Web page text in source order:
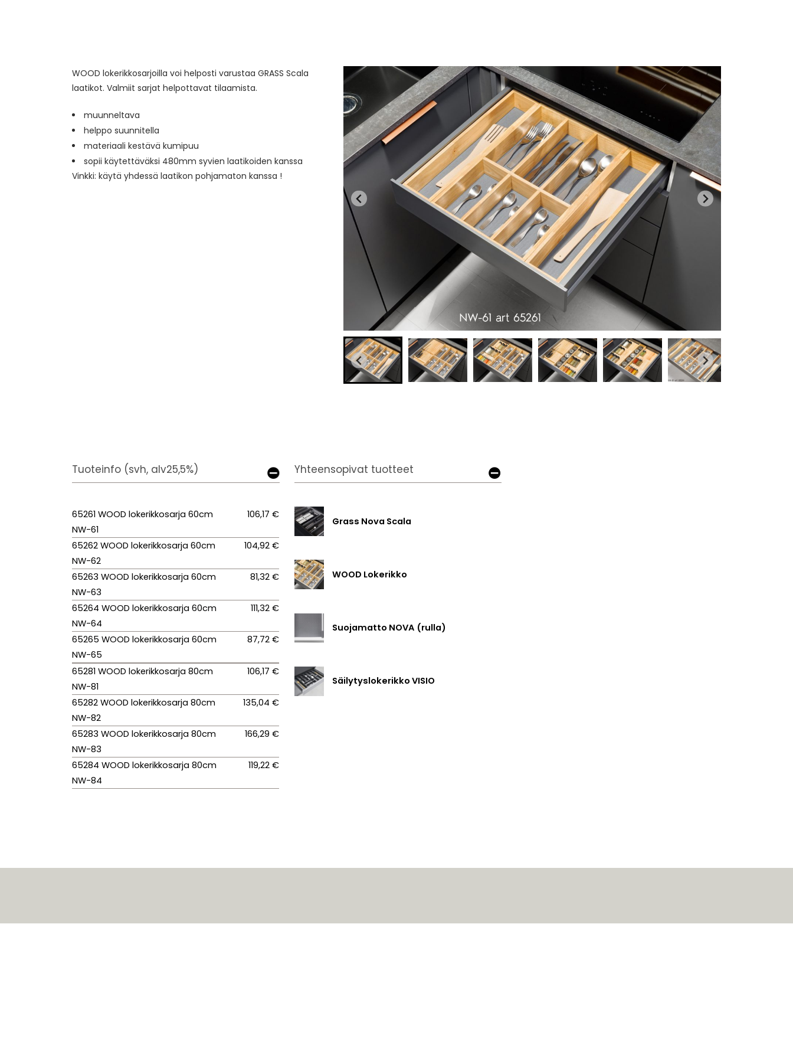
WOOD lokerikkosarjoilla voi helposti varustaa GRASS Scala
laatikot. Valmiit sarjat helpottavat tilaamista.
muunneltava
helppo suunnitella
materiaali kestävä kumipuu
sopii käytettäväksi 480mm syvien laatikoiden kanssa
Vinkki: käytä yhdessä laatikon pohjamaton kanssa !
Tuoteinfo (svh, alv25,5%)
65261 WOOD lokerikkosarja 60cm
NW-61
106,17 €
65262 WOOD lokerikkosarja 60cm
NW-62
104,92 €
65263 WOOD lokerikkosarja 60cm
NW-63
81,32 €
65264 WOOD lokerikkosarja 60cm
NW-64
111,32 €
65265 WOOD lokerikkosarja 60cm
NW-65
87,72 €
65281 WOOD lokerikkosarja 80cm
NW-81
106,17 €
65282 WOOD lokerikkosarja 80cm
NW-82
135,04 €
65283 WOOD lokerikkosarja 80cm
NW-83
166,29 €
65284 WOOD lokerikkosarja 80cm
NW-84
119,22 €
Yhteensopivat tuotteet
Grass Nova Scala
WOOD Lokerikko
Suojamatto NOVA (rulla)
Säilytyslokerikko VISIO